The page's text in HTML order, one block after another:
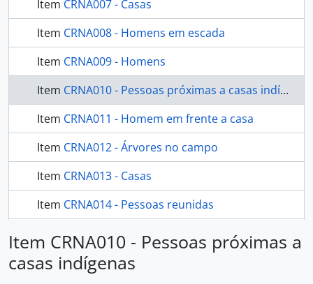
Item CRNA007 - Casas
Item CRNA008 - Homens em escada
Item CRNA009 - Homens
Item CRNA010 - Pessoas próximas a casas indígenas
Item CRNA011 - Homem em frente a casa
Item CRNA012 - Árvores no campo
Item CRNA013 - Casas
Item CRNA014 - Pessoas reunidas
mais 309...
Item CRNA010 - Pessoas próximas a
casas indígenas